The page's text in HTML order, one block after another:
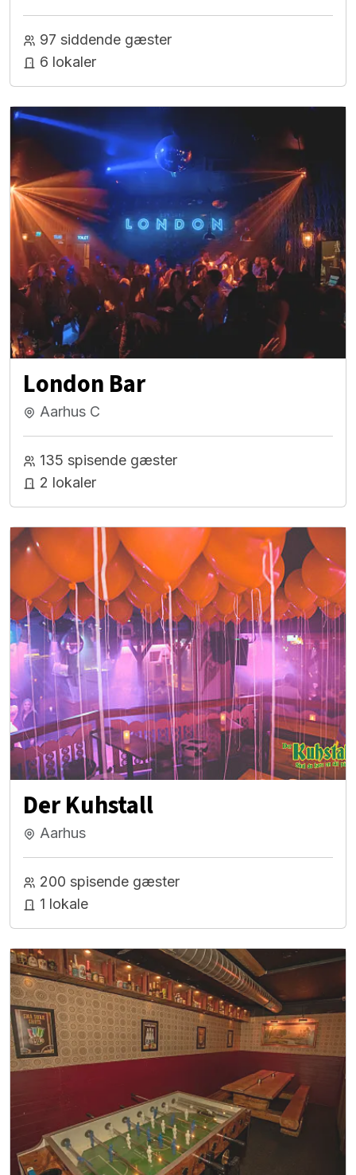
97 siddende gæster
6 lokaler
London Bar
Aarhus C
135 spisende gæster
2 lokaler
Der Kuhstall
Aarhus
200 spisende gæster
1 lokale